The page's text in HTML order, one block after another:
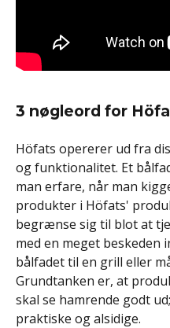
3 nøgleord for
Höfats opererer ud fra
og funktionalitet. Et
man erfare, når man
produkter i Höfats'
begrænse sig til blot at
med en meget beskeden
bålfadet til en grill eller
Grundtanken er, at
skal se hamrende godt
praktiske og alsidige.